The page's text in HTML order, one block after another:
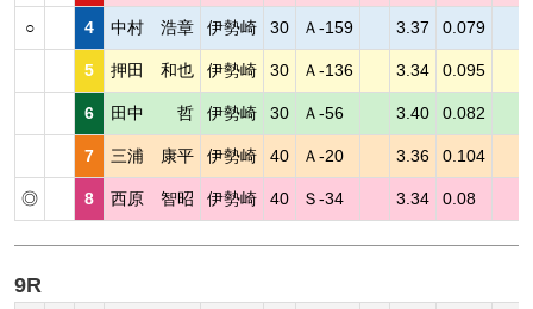
○ 4 中村 浩章 伊勢崎 30 Ａ-159 3.37 0.079
5 押田 和也 伊勢崎 30 Ａ-136 3.34 0.095
6 田中 哲 伊勢崎 30 Ａ-56 3.40 0.082
7 三浦 康平 伊勢崎 40 Ａ-20 3.36 0.104
◎ 8 西原 智昭 伊勢崎 40 Ｓ-34 3.34 0.08
9R